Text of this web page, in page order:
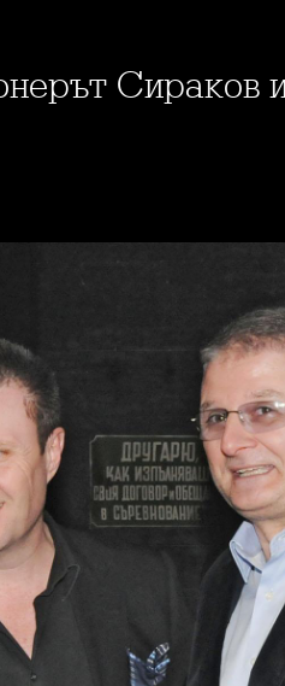
Сираков